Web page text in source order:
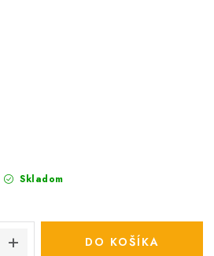
Skladom
DO KOŠÍKA